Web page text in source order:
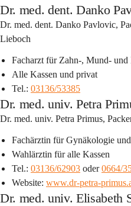
Dr. med. dent. Danko
Dr. med. dent. Danko Pavlovic,
Lieboch
Facharzt für Zahn-, Mund-
Alle Kassen und privat
Tel.: 03136/53385
Dr. med. univ. Petra
Dr. med. univ. Petra Primus,
Fachärztin für Gynäkologie
Wahlärztin für alle Kassen
Tel.: 03136/62903 oder 0664/
Website: www.dr-petra-
Dr. med. univ. Elisabeth